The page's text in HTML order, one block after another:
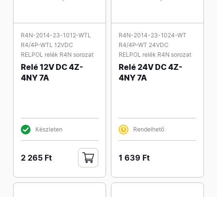
R4N-2014-23-1012-WTL
R4/4P-WTL 12VDC
RELPOL relék R4N sorozat
Relé 12V DC 4Z-
4NY 7A
Készleten
2 265 Ft
R4N-2014-23-1024-WT
R4/4P-WT 24VDC
RELPOL relék R4N sorozat
Relé 24V DC 4Z-
4NY 7A
Rendelhető
1 639 Ft